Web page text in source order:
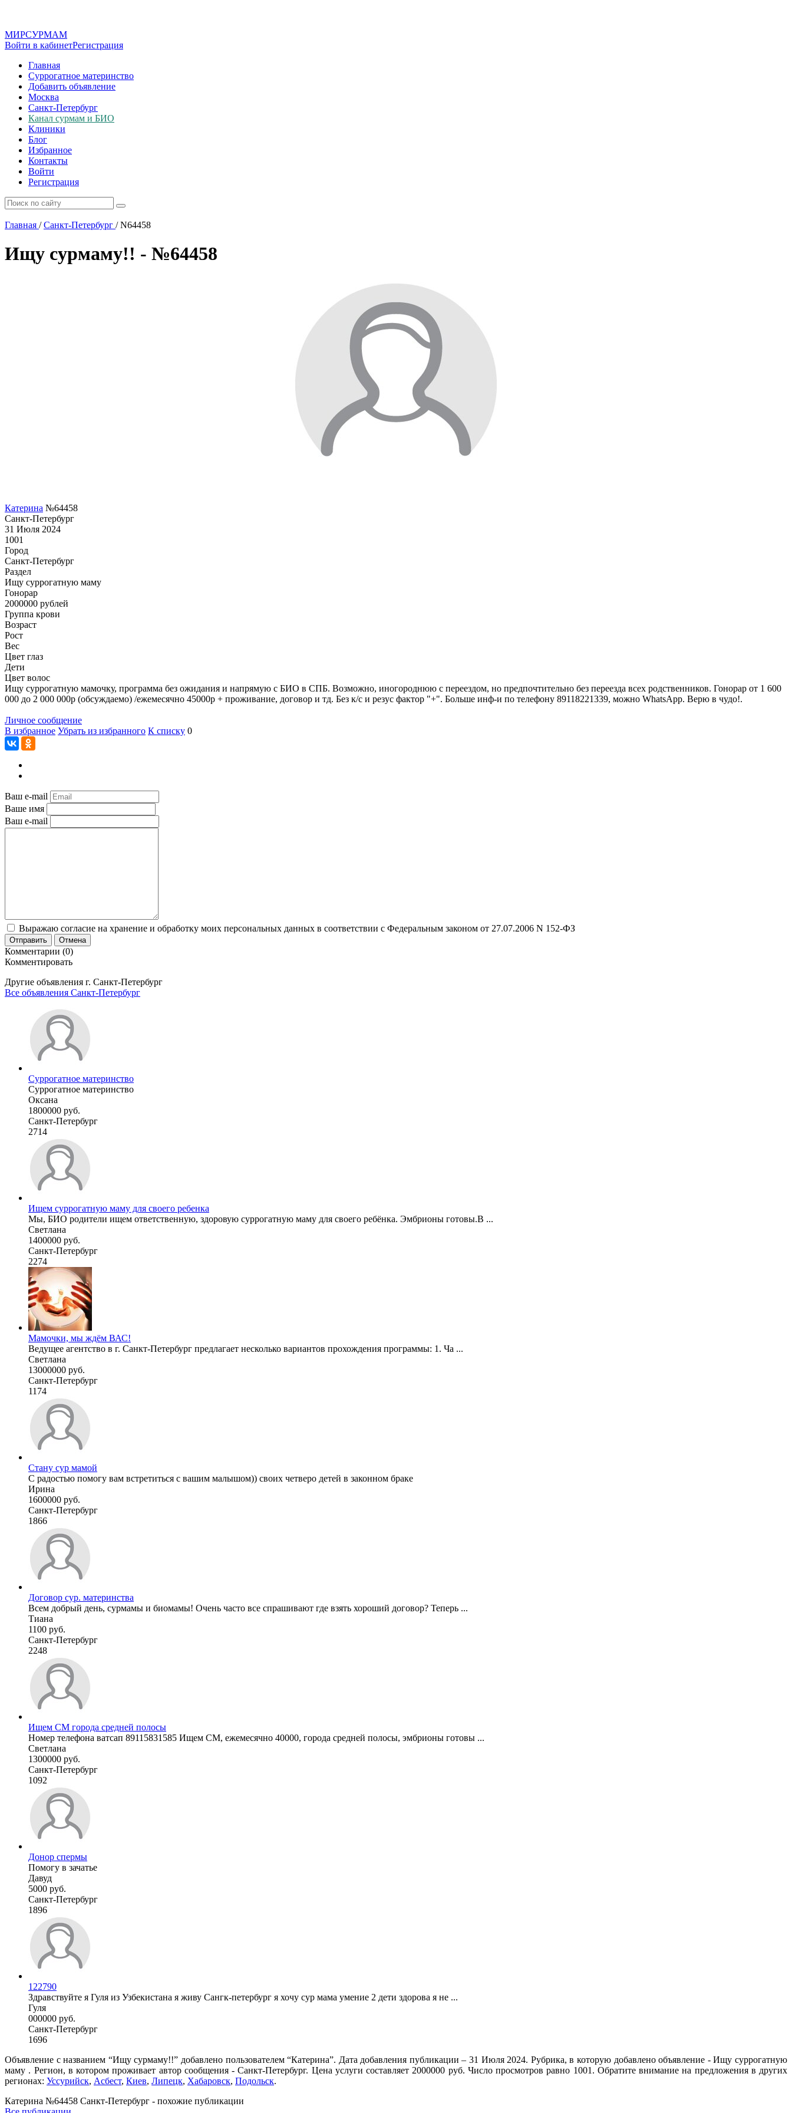
МИРСУРМАМ
Войти в кабинетРегистрация
Главная
Суррогатное материнство
Добавить объявление
Москва
Санкт-Петербург
Канал сурмам и БИО
Клиники
Блог
Избранное
Контакты
Войти
Регистрация
Главная / Санкт-Петербург /N64458
Ищу сурмаму!! - №64458
Катерина №64458
Санкт-Петербург
31 Июля 2024
1001
Город
Санкт-Петербург
Раздел
Ищу суррогатную маму
Гонoрар
2000000 рублей
Группа крови
Возраст
Рост
Вес
Цвет глаз
Дети
Цвет волос
Ищу суррогатную мамочку, программа без ожидания и напрямую с БИО в СПБ. Возможно, иногороднюю с переездом, но предпочтительно без переезда всех родственников. Гонорар от 1 600
000 до 2 000 000р (обсуждаемо) /ежемесячно 45000р + проживание, договор и тд. Без к/с и резус фактор "+". Больше инф-и по телефону 89118221339, можно WhatsApp. Верю в чудо!.
Личное сообщение
В избранное Убрать из избранного К списку 0
Ваш e-mail
Ваше имя
Ваш e-mail
Выражаю согласие на хранение и обработку моих персональных данных в соответствии с Федеральным законом от 27.07.2006 N 152-ФЗ
Отправить Отмена
Комментарии (0)
Комментировать
Другие объявления г. Санкт-Петербург
Все объявления Санкт-Петербург
Суррогатное материнство
Суррогатное материнство
Оксана
1800000 руб.
Санкт-Петербург
2714
Ищем суррогатную маму для своего ребенка
Мы, БИО родители ищем ответственную, здоровую суррогатную маму для своего ребёнка. Эмбрионы готовы.В ...
Светлана
1400000 руб.
Санкт-Петербург
2274
Мамочки, мы ждём ВАС!
Ведущее агентство в г. Санкт-Петербург предлагает несколько вариантов прохождения программы: 1. Ча ...
Светлана
13000000 руб.
Санкт-Петербург
1174
Стану сур мамой
С радостью помогу вам встретиться с вашим малышом)) своих четверо детей в законном браке
Ирина
1600000 руб.
Санкт-Петербург
1866
Договор сур. материнства
Всем добрый день, сурмамы и биомамы! Очень часто все спрашивают где взять хороший договор? Теперь ...
Тиана
1100 руб.
Санкт-Петербург
2248
Ищем СМ города средней полосы
Номер телефона ватсап 89115831585 Ищем СМ, ежемесячно 40000, города средней полосы, эмбрионы готовы ...
Светлана
1300000 руб.
Санкт-Петербург
1092
Донор спермы
Помогу в зачатье
Давуд
5000 руб.
Санкт-Петербург
1896
122790
Здравствуйте я Гуля из Узбекистана я живу Сангк-петербург я хочу сур мама умение 2 дети здорова я не ...
Гуля
000000 руб.
Санкт-Петербург
1696
Объявление с названием “Ищу сурмаму!!” добавлено пользователем “Катерина”. Дата добавления публикации – 31 Июля 2024. Рубрика, в которую добавлено объявление - Ищу суррогатную
маму . Регион, в котором проживает автор сообщения - Санкт-Петербург. Цена услуги составляет 2000000 руб. Число просмотров равно 1001. Обратите внимание на предложения в других
регионах: Уссурийск, Асбест, Киев, Липецк, Хабаровск, Подольск.
Катерина №64458 Санкт-Петербург - похожие публикации